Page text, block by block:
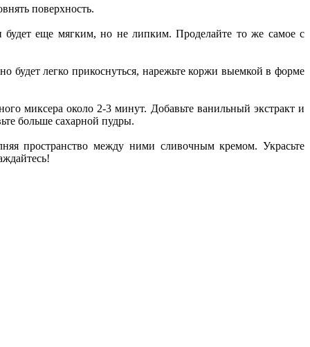
поверхность.
будет еще мягким, но не липким. Проделайте то же самое с
будет легко прикоснуться, нарежьте коржи выемкой в ​​форме
миксера около 2-3 минут. Добавьте ванильный экстракт и
больше сахарной пудры.
пространство между ними сливочным кремом. Украсьте